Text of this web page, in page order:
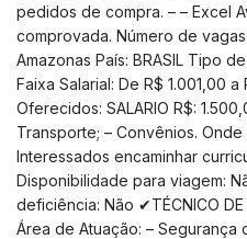
pedidos de compra. – – Excel
comprovada. Número de
Amazonas País: BRASIL Tipo
Faixa Salarial: De R$ 1.001,00
Oferecidos: SALARIO R$:
Transporte; – Convênios.
Interessados encaminhar
Disponibilidade para viagem:
deficiência: Não ✔TÉCNICO DE
Área de Atuação: – Segurança